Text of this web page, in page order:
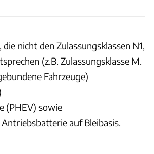
die nicht den Zulassungsklassen N1,
(z.B. Zulassungsklasse M.
Fahrzeuge)
(PHEV) sowie
auf Bleibasis.